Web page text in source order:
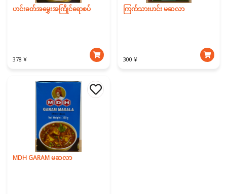
ဟင်းခတ်အမွှေးအကြိုင်ရောစပ်
378 ¥
ကြက်သားဟင်း မဆလာ
300 ¥
MDH GARAM မဆလာ